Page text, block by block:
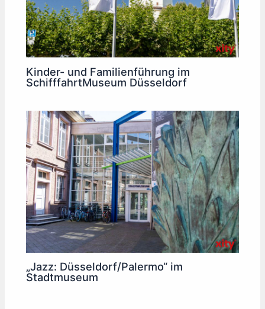
Kinder- und Familienführung im
SchifffahrtMuseum Düsseldorf
„Jazz: Düsseldorf/Palermo“ im
Stadtmuseum